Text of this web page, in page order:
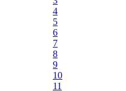
4
5
6
7
8
9
10
11